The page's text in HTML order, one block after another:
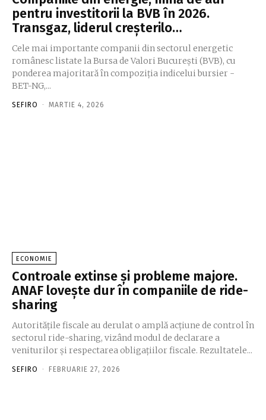
pentru investitorii la BVB în 2026.
Transgaz, liderul creșterilo…
Cele mai importante companii din sectorul energetic
românesc listate la Bursa de Valori București (BVB), cu
ponderea majoritară în compoziția indicelui bursier -
BET-NG,...
SEFIRO - MARTIE 4, 2026
ECONOMIE
Controale extinse și probleme majore.
ANAF lovește dur în companiile de ride-
sharing
Autoritățile fiscale au derulat o amplă acțiune de control în
sectorul ride-sharing, vizând modul de declarare a
veniturilor și respectarea obligațiilor fiscale. Rezultatele...
SEFIRO - FEBRUARIE 27, 2026